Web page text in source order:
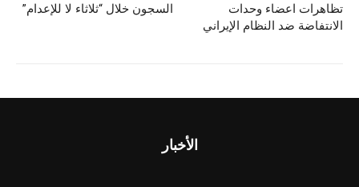
السجون خلال “ثلاثاء لا للإعدام”
تظاهرات اعضاء وحدات
الانتفاضة ضد النظام الإيراني
الأخبار